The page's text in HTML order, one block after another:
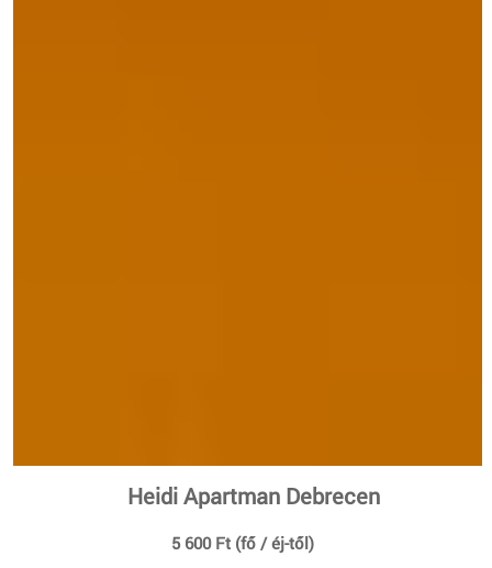
Heidi Apartman Debrecen
5 600 Ft (fő / éj-től)